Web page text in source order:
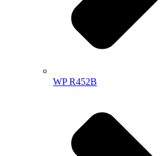
WP R452B